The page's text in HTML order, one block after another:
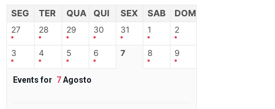
SEG TER QUA QUI SEX SAB DOM
27 28 29 30 31 1 2
3 4 5 6 7 8 9
Events for 7Agosto